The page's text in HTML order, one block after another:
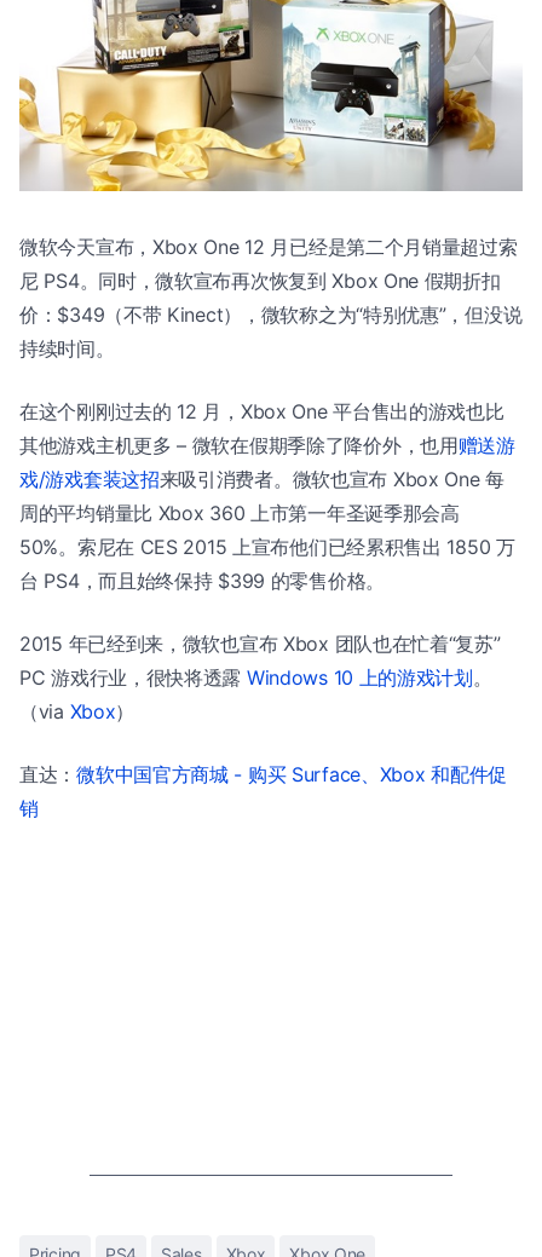
微软今天宣布，Xbox One 12 月已经是第二个月销量超过索
尼 PS4。同时，微软宣布再次恢复到 Xbox One 假期折扣
价：$349（不带 Kinect），微软称之为“特别优惠”，但没说
持续时间。
在这个刚刚过去的 12 月，Xbox One 平台售出的游戏也比
其他游戏主机更多 – 微软在假期季除了降价外，也用赠送游
戏/游戏套装这招来吸引消费者。微软也宣布 Xbox One 每
周的平均销量比 Xbox 360 上市第一年圣诞季那会高
50%。索尼在 CES 2015 上宣布他们已经累积售出 1850 万
台 PS4，而且始终保持 $399 的零售价格。
2015 年已经到来，微软也宣布 Xbox 团队也在忙着“复苏”
PC 游戏行业，很快将透露 Windows 10 上的游戏计划。
（via Xbox）
直达：微软中国官方商城 - 购买 Surface、Xbox 和配件促
销